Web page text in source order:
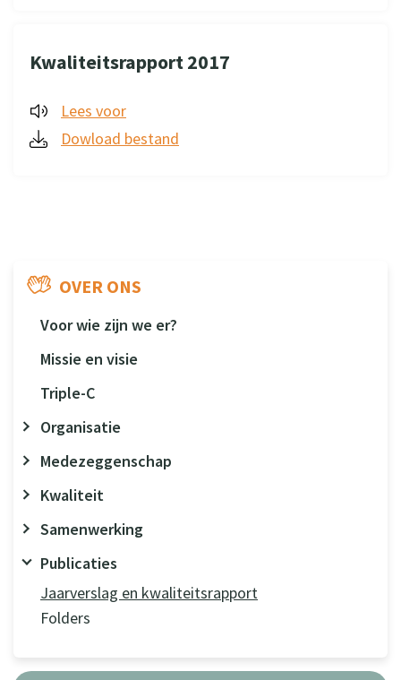
OVER ONS
Voor wie zijn we er?
Missie en visie
Triple-C
Organisatie
Medezeggenschap
Kwaliteit
Samenwerking
Publicaties
Jaarverslag en kwaliteitsrapport
Folders
Kwaliteitsrapport 2017
Lees voor
Dowload bestand